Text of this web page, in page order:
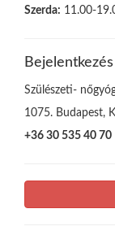
Szerda: 11.00-
Bejelentkezés
Szülészeti-
1075. Budapest,
+36 30 535 40 70